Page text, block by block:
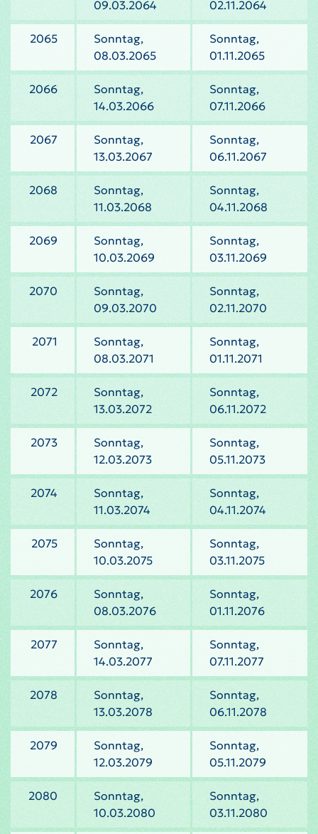
09.03.2064 02.11.2064
2065
Sonntag,
08.03.2065
Sonntag,
01.11.2065
2066
Sonntag,
14.03.2066
Sonntag,
07.11.2066
2067
Sonntag,
13.03.2067
Sonntag,
06.11.2067
2068
Sonntag,
11.03.2068
Sonntag,
04.11.2068
2069
Sonntag,
10.03.2069
Sonntag,
03.11.2069
2070
Sonntag,
09.03.2070
Sonntag,
02.11.2070
2071
Sonntag,
08.03.2071
Sonntag,
01.11.2071
2072
Sonntag,
13.03.2072
Sonntag,
06.11.2072
2073
Sonntag,
12.03.2073
Sonntag,
05.11.2073
2074
Sonntag,
11.03.2074
Sonntag,
04.11.2074
2075
Sonntag,
10.03.2075
Sonntag,
03.11.2075
2076
Sonntag,
08.03.2076
Sonntag,
01.11.2076
2077
Sonntag,
14.03.2077
Sonntag,
07.11.2077
2078
Sonntag,
13.03.2078
Sonntag,
06.11.2078
2079
Sonntag,
12.03.2079
Sonntag,
05.11.2079
2080
Sonntag,
10.03.2080
Sonntag,
03.11.2080